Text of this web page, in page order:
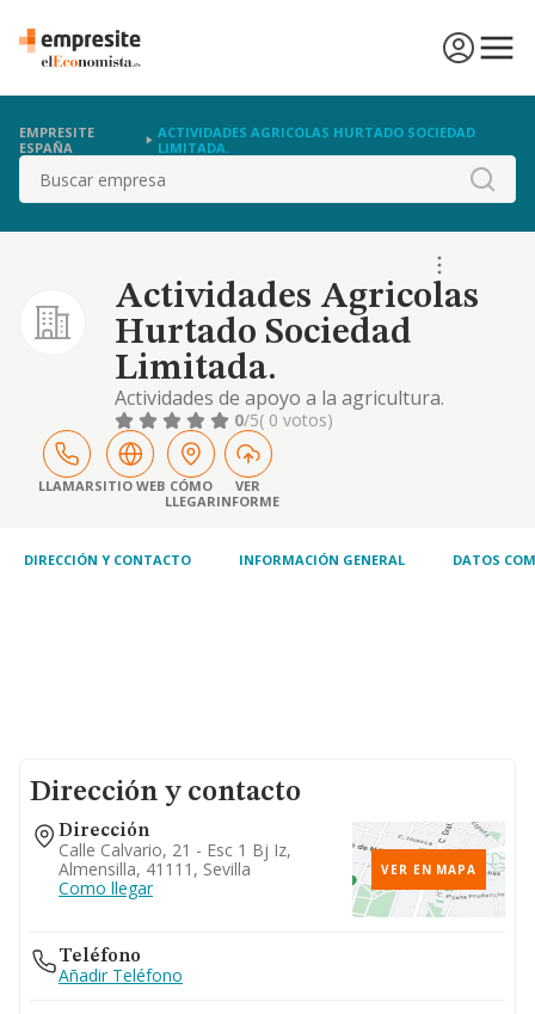
EMPRESITE
ESPAÑA
ACTIVIDADES AGRICOLAS HURTADO SOCIEDAD
LIMITADA.
Buscar
Actividades Agricolas
Hurtado Sociedad
Limitada.
Actividades de apoyo a la agricultura.
intermediarios del comercio de productos
diversos. comercio al por mayor de animales
vivos
0/5( 0 votos)
LLAMARSITIO WEB CÓMO
LLEGAR
VER
INFORME
DIRECCIÓN Y CONTACTO INFORMACIÓN GENERAL DATOS
Dirección y contacto
Dirección
Calle Calvario, 21 - Esc 1 Bj Iz,
Almensilla, 41111, Sevilla
Como llegar
VER EN MAPA
Teléfono
Añadir Teléfono